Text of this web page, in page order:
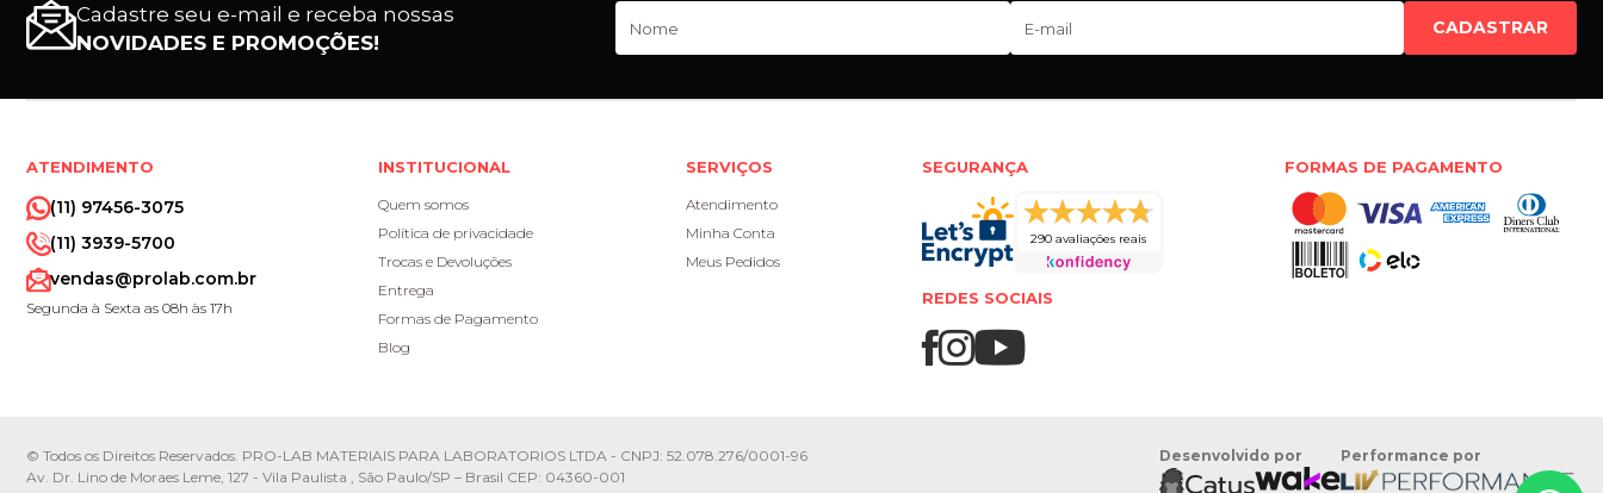
Cadastre seu e-mail e receba nossas
NOVIDADES E PROMOÇÕES!
CADASTRAR
ATENDIMENTO
(11) 97456-3075
(11) 3939-5700
vendas@prolab.com.br
Segunda à Sexta as 08h às 17h
INSTITUCIONAL
Quem somos
Política de privacidade
Trocas e Devoluções
Entrega
Formas de Pagamento
Blog
SERVIÇOS
Atendimento
Minha Conta
Meus Pedidos
SEGURANÇA
290 avaliações reais
REDES SOCIAIS
FORMAS DE PAGAMENTO
© Todos os Direitos Reservados. PRO-LAB MATERIAIS PARA LABORATORIOS LTDA - CNPJ: 52.078.276/0001-96
Av. Dr. Lino de Moraes Leme, 127 - Vila Paulista , São Paulo/SP – Brasil CEP: 04360-001
Desenvolvido por Performance por